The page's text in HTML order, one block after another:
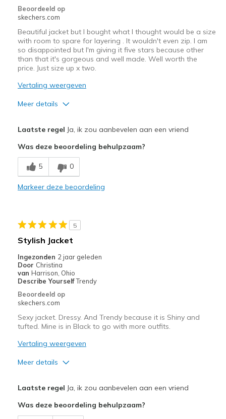
Beoordeeld op
skechers.com
Beautiful jacket but I bought what I thought would be a size
with room to spare for layering . It wouldn't even zip. I am
so disappointed but I'm giving it five stars because other
than that it's gorgeous and well made. Well worth the
price. Just size up x two.
Vertaling weergeven
Meer details
Breathe Well
Comfortable
Beste toepassingen
Travel
Width
Sizing
Laatste regel Ja, ik zou aanbevelen aan een vriend
Was deze beoordeling behulpzaam?
5 0
Markeer deze beoordeling
5
Stylish Jacket
Ingezonden 2 jaar geleden
Door Christina
van Harrison, Ohio
Describe YourselfTrendy
Beoordeeld op
skechers.com
Sexy jacket. Dressy. And Trendy because it is Shiny and
tufted. Mine is in Black to go with more outfits.
Vertaling weergeven
Meer details
Comfortable
Laatste regel Ja, ik zou aanbevelen aan een vriend
Was deze beoordeling behulpzaam?